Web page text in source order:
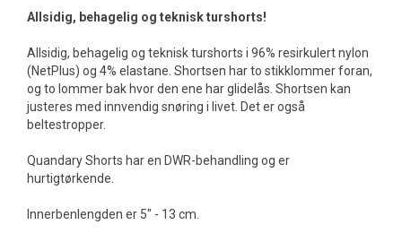
Allsidig, behagelig og teknisk turshorts!
Allsidig, behagelig og teknisk turshorts i 96% resirkulert nylon
(NetPlus) og 4% elastane. Shortsen har to stikklommer foran,
og to lommer bak hvor den ene har glidelås. Shortsen kan
justeres med innvendig snøring i livet. Det er også
beltestropper.
Quandary Shorts har en DWR-behandling og er
hurtigtørkende.
Innerbenlengden er 5" - 13 cm.